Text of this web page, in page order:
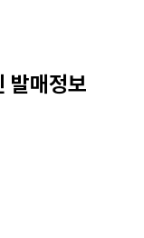
발매정보